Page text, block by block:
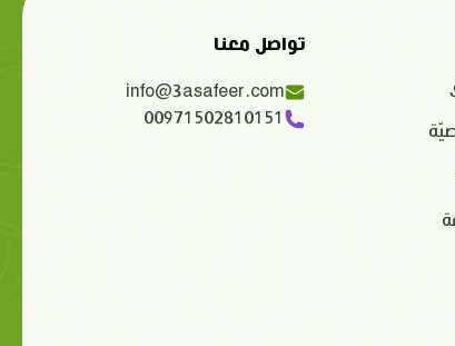
تواصل معنا
info@3asafeer.com
00971502810151